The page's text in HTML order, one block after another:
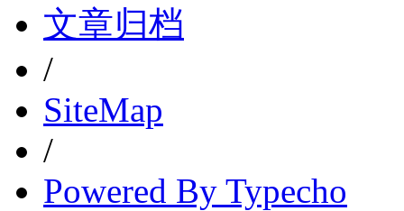
文章归档
/
SiteMap
/
Powered By Typecho